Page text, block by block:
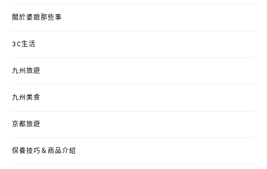
關於婆媳那些事
3C生活
九州旅遊
九州美食
京都旅遊
保養技巧＆商品介紹